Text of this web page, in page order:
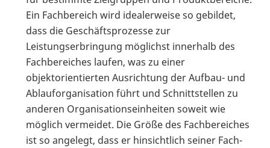
Ein Fachbereich wird idealerweise so gebildet,
dass die Geschäftsprozesse zur
Leistungserbringung möglichst innerhalb des
Fachbereiches laufen, was zu einer
objektorientierten Ausrichtung der Aufbau- und
Ablauforganisation führt und Schnittstellen zu
anderen Organisationseinheiten soweit wie
möglich vermeidet. Die Größe des Fachbereiches
ist so angelegt, dass er hinsichtlich seiner Fach-